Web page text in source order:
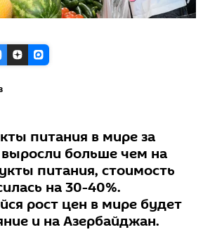
питания в мире за
больше чем на
питания, стоимость
на 30-40%.
рост цен в мире будет
и на Азербайджан.